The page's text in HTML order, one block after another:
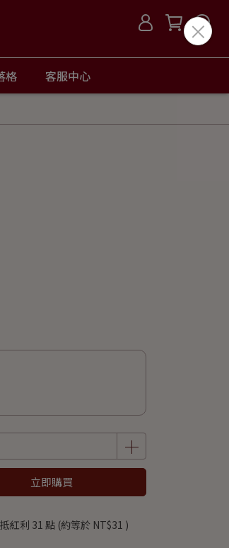
格 客服中心
立即購買
紅利 31 點 (約等於 NT$31 )